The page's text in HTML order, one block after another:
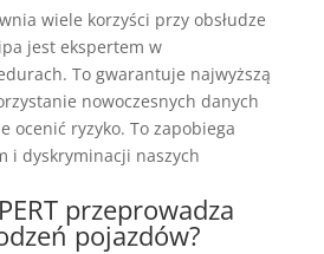
wiele korzyści przy obsłudze
jest ekspertem w
To gwarantuje najwyższą
nowoczesnych danych
ocenić ryzyko. To zapobiega
i dyskryminacji naszych
przeprowadza
pojazdów?